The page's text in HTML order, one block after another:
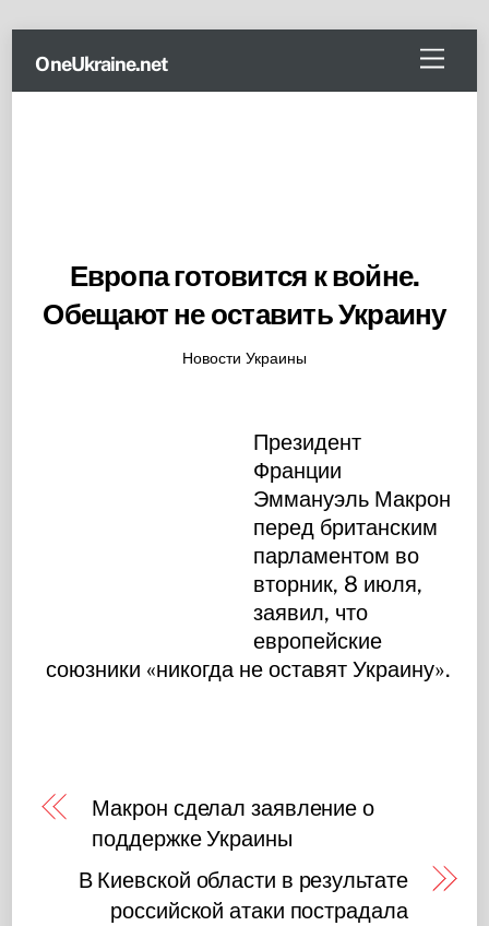
content
Menu
OneUkraine.net
Европа готовится к войне.
Обещают не оставить Украину
Новости Украины
Президент
Франции
Эммануэль Макрон
перед британским
парламентом во
вторник, 8 июля,
заявил, что
европейские
союзники «никогда не оставят Украину».
Макрон сделал заявление о
поддержке Украины
В Киевской области в результате
российской атаки пострадала